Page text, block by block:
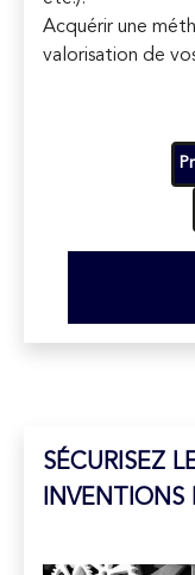
Acquérir une
valorisation de
en faire un atout
SÉCURISEZ
INVENTIONS